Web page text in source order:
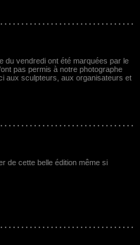
du vendredi ont été marquées par le
pas permis à notre photographe
aux sculpteurs, aux organisateurs et
de cette belle édition même si